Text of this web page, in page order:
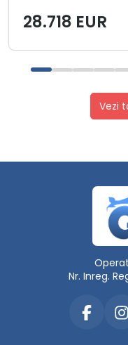
28.718 EUR
Vezi
Operat
Nr. Inreg.